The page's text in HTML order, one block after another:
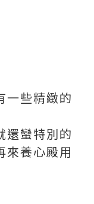
一些精緻的
還蠻特別的
來養心殿用